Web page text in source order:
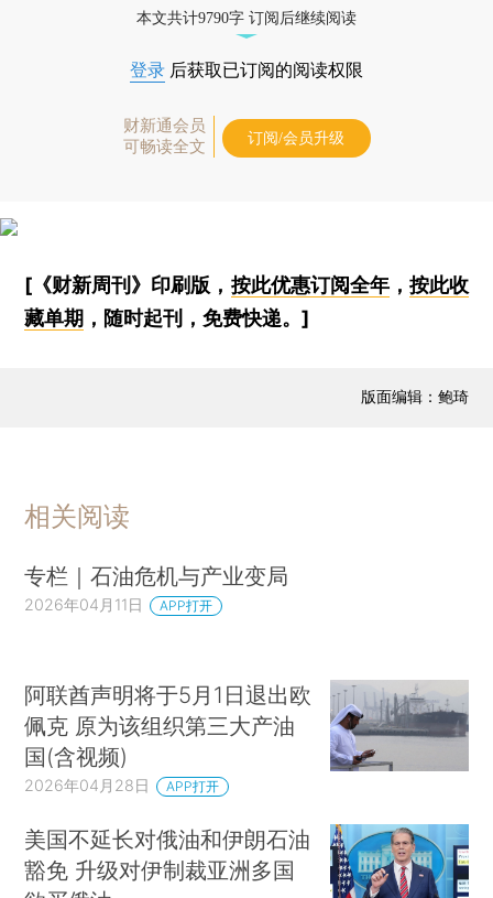
本文共计9790字 订阅后继续阅读
登录 后获取已订阅的阅读权限
财新通会员
可畅读全文
订阅/会员升级
[《财新周刊》印刷版， 按此优惠订阅全年， 按此收
藏单期 ，随时起刊，免费快递。]
版面编辑：鲍琦
相关阅读
专栏｜石油危机与产业变局
2026年04月11日 APP打开
阿联酋声明将于5月1日退出欧
佩克 原为该组织第三大产油
国(含视频)
2026年04月28日 APP打开
美国不延长对俄油和伊朗石油
豁免 升级对伊制裁亚洲多国